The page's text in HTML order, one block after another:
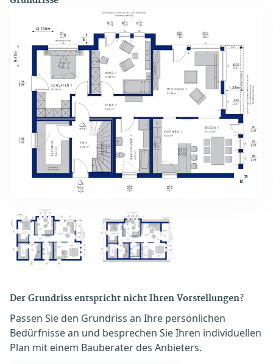
Der Grundriss entspricht nicht Ihren Vorstellungen?
Passen Sie den Grundriss an Ihre persönlichen
Bedürfnisse an und besprechen Sie Ihren individuellen
Plan mit einem Bauberater des Anbieters.